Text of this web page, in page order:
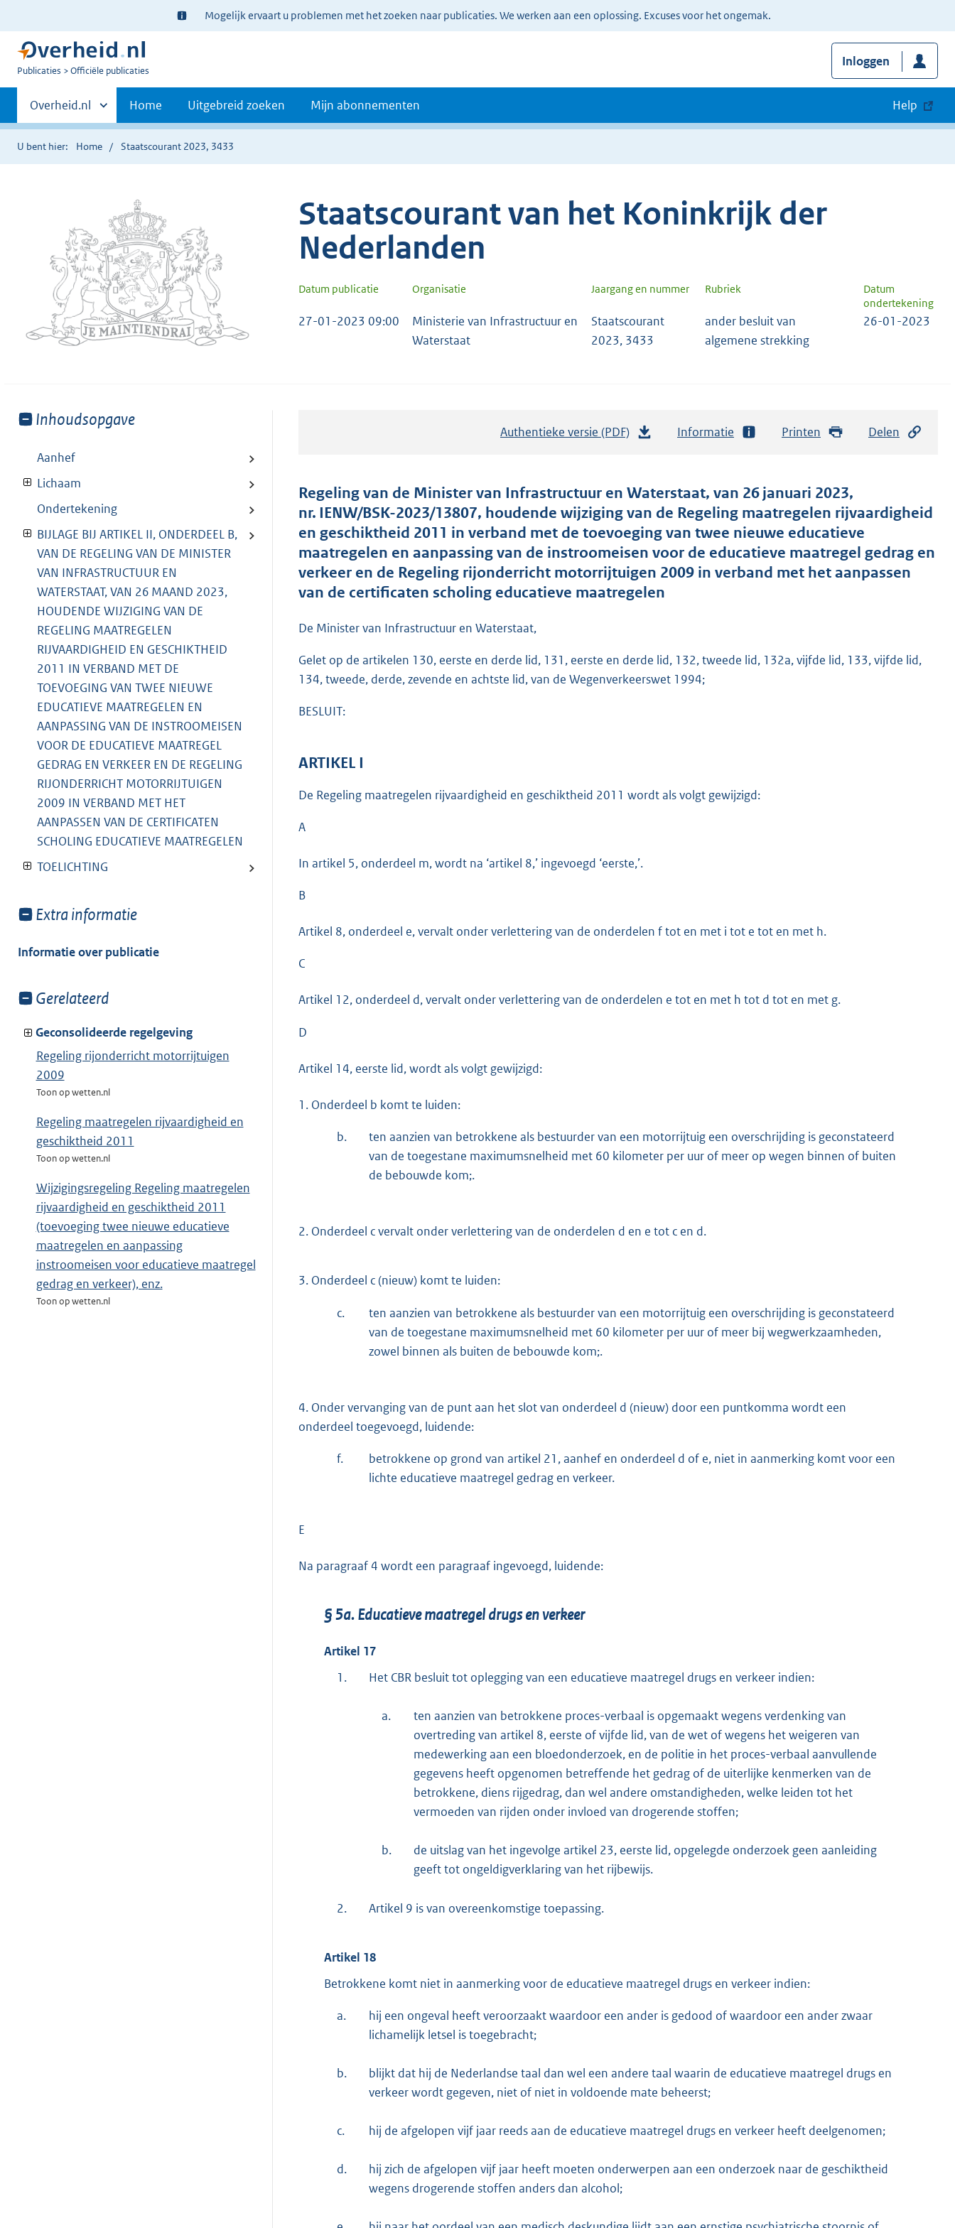
Ter
informatie:
Mogelijk ervaart u problemen met het zoeken naar publicaties. We werken aan een oplossing. Excuses voor het ongemak.
U
Publicaties Officiële publicaties
Inloggen
Primaire
navigatie
Andere
sites
binnen
Overheid.nl Home Uitgebreid zoeken Mijn abonnementen Help
U bent hier: Home Staatscourant 2023, 3433
Staatscourant van het Koninkrijk der
Nederlanden
Datum publicatie Organisatie Jaargang en nummer Rubriek
Datum
ondertekening
27-01-2023 09:00
Ministerie van Infrastructuur en
Waterstaat
Staatscourant
2023, 3433
ander besluit van
algemene strekking
26-01-2023
Toon
van:
Inhoudsopgave
Aanhef
Lichaam
Ondertekening
BIJLAGE BIJ ARTIKEL II, ONDERDEEL B,
VAN DE REGELING VAN DE MINISTER
VAN INFRASTRUCTUUR EN
WATERSTAAT, VAN 26 MAAND 2023,
HOUDENDE WIJZIGING VAN DE
REGELING MAATREGELEN
RIJVAARDIGHEID EN GESCHIKTHEID
2011 IN VERBAND MET DE
TOEVOEGING VAN TWEE NIEUWE
EDUCATIEVE MAATREGELEN EN
AANPASSING VAN DE INSTROOMEISEN
VOOR DE EDUCATIEVE MAATREGEL
GEDRAG EN VERKEER EN DE REGELING
RIJONDERRICHT MOTORRIJTUIGEN
2009 IN VERBAND MET HET
AANPASSEN VAN DE CERTIFICATEN
SCHOLING EDUCATIEVE MAATREGELEN
TOELICHTING
Toon
van:
Extra informatie
Informatie over publicatie
Toon
van:
Gerelateerd
Geconsolideerde regelgeving
Regeling rijonderricht motorrijtuigen
2009
Toon op wetten.nl
Regeling maatregelen rijvaardigheid en
geschiktheid 2011
Toon op wetten.nl
Wijzigingsregeling Regeling maatregelen
rijvaardigheid en geschiktheid 2011
(toevoeging twee nieuwe educatieve
maatregelen en aanpassing
instroomeisen voor educatieve maatregel
gedrag en verkeer), enz.
Toon op wetten.nl
Authentieke versie (PDF)
t
a
n
d
s
g
r
t
t
Informatie Printen Delen
Regeling van de Minister van Infrastructuur en Waterstaat, van 26 januari 2023,
nr. IENW/BSK-2023/13807, houdende wijziging van de Regeling maatregelen rijvaardigheid
en geschiktheid 2011 in verband met de toevoeging van twee nieuwe educatieve
maatregelen en aanpassing van de instroomeisen voor de educatieve maatregel gedrag en
verkeer en de Regeling rijonderricht motorrijtuigen 2009 in verband met het aanpassen
van de certificaten scholing educatieve maatregelen
De Minister van Infrastructuur en Waterstaat,
Gelet op de artikelen 130, eerste en derde lid, 131, eerste en derde lid, 132, tweede lid, 132a, vijfde lid, 133, vijfde lid,
134, tweede, derde, zevende en achtste lid, van de Wegenverkeerswet 1994;
BESLUIT:
ARTIKEL I
De Regeling maatregelen rijvaardigheid en geschiktheid 2011 wordt als volgt gewijzigd:
A
In artikel 5, onderdeel m, wordt na ‘artikel 8,’ ingevoegd ‘eerste,’.
B
Artikel 8, onderdeel e, vervalt onder verlettering van de onderdelen f tot en met i tot e tot en met h.
C
Artikel 12, onderdeel d, vervalt onder verlettering van de onderdelen e tot en met h tot d tot en met g.
D
Artikel 14, eerste lid, wordt als volgt gewijzigd:
1. Onderdeel b komt te luiden:
b.
ten aanzien van betrokkene als bestuurder van een motorrijtuig een overschrijding is geconstateerd
van de toegestane maximumsnelheid met 60 kilometer per uur of meer op wegen binnen of buiten
de bebouwde kom;.
2. Onderdeel c vervalt onder verlettering van de onderdelen d en e tot c en d.
3. Onderdeel c (nieuw) komt te luiden:
c.
ten aanzien van betrokkene als bestuurder van een motorrijtuig een overschrijding is geconstateerd
van de toegestane maximumsnelheid met 60 kilometer per uur of meer bij wegwerkzaamheden,
zowel binnen als buiten de bebouwde kom;.
4. Onder vervanging van de punt aan het slot van onderdeel d (nieuw) door een puntkomma wordt een
onderdeel toegevoegd, luidende:
f.
betrokkene op grond van artikel 21, aanhef en onderdeel d of e, niet in aanmerking komt voor een
lichte educatieve maatregel gedrag en verkeer.
E
Na paragraaf 4 wordt een paragraaf ingevoegd, luidende:
§ 5a. Educatieve maatregel drugs en verkeer
Artikel 17
1.
Het CBR besluit tot oplegging van een educatieve maatregel drugs en verkeer indien:
a.
ten aanzien van betrokkene proces-verbaal is opgemaakt wegens verdenking van
overtreding van artikel 8, eerste of vijfde lid, van de wet of wegens het weigeren van
medewerking aan een bloedonderzoek, en de politie in het proces-verbaal aanvullende
gegevens heeft opgenomen betreffende het gedrag of de uiterlijke kenmerken van de
betrokkene, diens rijgedrag, dan wel andere omstandigheden, welke leiden tot het
vermoeden van rijden onder invloed van drogerende stoffen;
b.
de uitslag van het ingevolge artikel 23, eerste lid, opgelegde onderzoek geen aanleiding
geeft tot ongeldigverklaring van het rijbewijs.
2. Artikel 9 is van overeenkomstige toepassing.
Artikel 18
Betrokkene komt niet in aanmerking voor de educatieve maatregel drugs en verkeer indien:
a.
hij een ongeval heeft veroorzaakt waardoor een ander is gedood of waardoor een ander zwaar
lichamelijk letsel is toegebracht;
b.
blijkt dat hij de Nederlandse taal dan wel een andere taal waarin de educatieve maatregel drugs en
verkeer wordt gegeven, niet of niet in voldoende mate beheerst;
c. hij de afgelopen vijf jaar reeds aan de educatieve maatregel drugs en verkeer heeft deelgenomen;
d.
hij zich de afgelopen vijf jaar heeft moeten onderwerpen aan een onderzoek naar de geschiktheid
wegens drogerende stoffen anders dan alcohol;